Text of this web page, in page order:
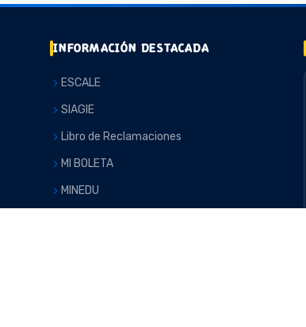
INFORMACIÓN DESTACADA
ESCALE
SIAGIE
Libro de Reclamaciones
MI BOLETA
MINEDU